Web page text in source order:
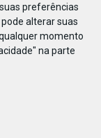
preferências
alterar suas
momento
na parte